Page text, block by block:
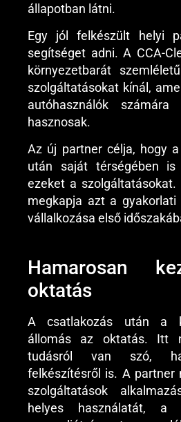
állapotban látni.
Egy jól felkészült helyi
segítséget adni. A CCA-
környezetbarát
szolgáltatásokat kínál,
autóhasználók
hasznosak.
Az új partner célja, hogy
után saját térségében is
ezeket a szolgáltatásokat.
megkapja azt a
vállalkozása első
Hamarosan
oktatás
A csatlakozás után a
állomás az oktatás. Itt
tudásról van szó,
felkészítésről is. A partner
szolgáltatások
helyes használatát, a